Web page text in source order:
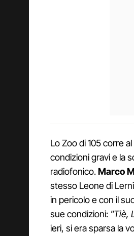
Lo Zoo di 105 corre
condizioni gravi e la
radiofonico.Marco
stesso Leone di
in pericolo e con il
sue condizioni: "Tiè,
ieri, si era sparsa la